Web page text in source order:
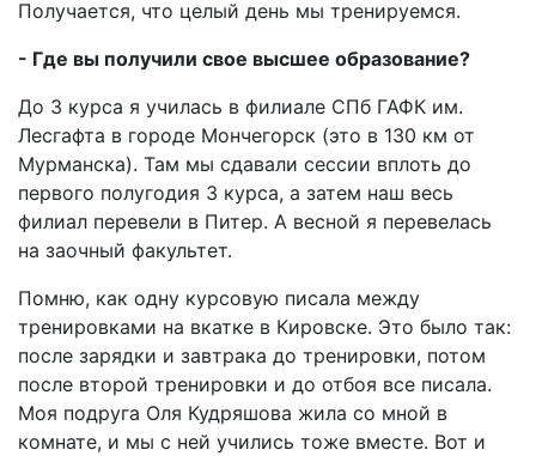
Получается, что целый день мы тренируемся.
- Где вы получили свое высшее образование?
До 3 курса я училась в филиале СПб ГАФК им.
Лесгафта в городе Мончегорск (это в 130 км от
Мурманска). Там мы сдавали сессии вплоть до
первого полугодия 3 курса, а затем наш весь
филиал перевели в Питер. А весной я перевелась
на заочный факультет.
Помню, как одну курсовую писала между
тренировками на вкатке в Кировске. Это было так:
после зарядки и завтрака до тренировки, потом
после второй тренировки и до отбоя все писала.
Моя подруга Оля Кудряшова жила со мной в
комнате, и мы с ней учились тоже вместе. Вот и